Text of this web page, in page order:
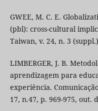
GWEE, M. C. E.
(pbl): cross-cultural
Taiwan, v. 24, n. 3
LIMBERGER, J. B.
aprendizagem para
experiência.
17, n.47, p. 969-975, out.